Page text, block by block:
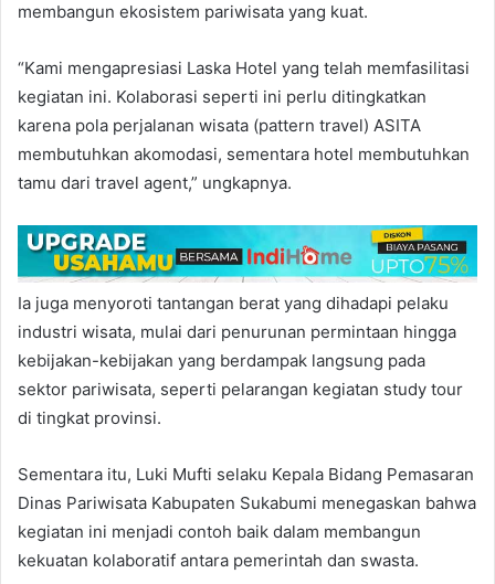
membangun ekosistem pariwisata yang kuat.
“Kami mengapresiasi Laska Hotel yang telah memfasilitasi
kegiatan ini. Kolaborasi seperti ini perlu ditingkatkan
karena pola perjalanan wisata (pattern travel) ASITA
membutuhkan akomodasi, sementara hotel membutuhkan
tamu dari travel agent,” ungkapnya.
Ia juga menyoroti tantangan berat yang dihadapi pelaku
industri wisata, mulai dari penurunan permintaan hingga
kebijakan-kebijakan yang berdampak langsung pada
sektor pariwisata, seperti pelarangan kegiatan study tour
di tingkat provinsi.
Sementara itu, Luki Mufti selaku Kepala Bidang Pemasaran
Dinas Pariwisata Kabupaten Sukabumi menegaskan bahwa
kegiatan ini menjadi contoh baik dalam membangun
kekuatan kolaboratif antara pemerintah dan swasta.